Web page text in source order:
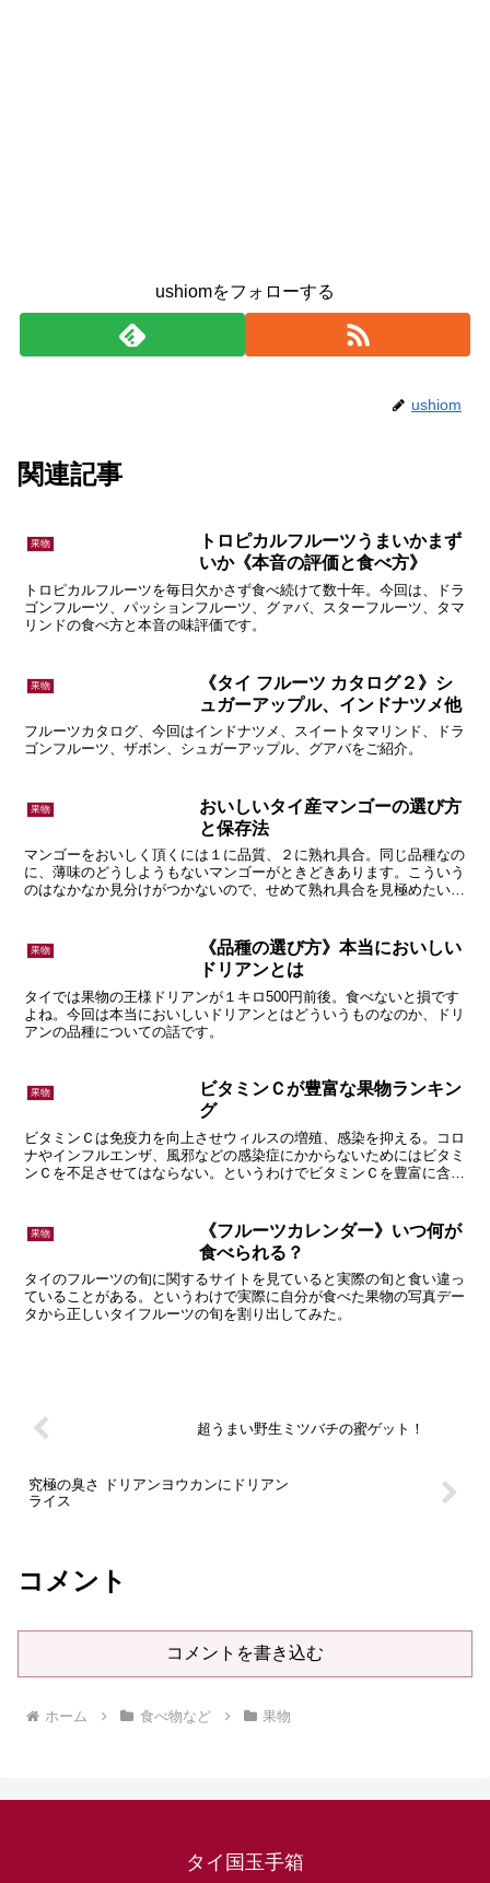
ushiomをフォローする
ushiom
関連記事
果物
トロピカルフルーツうまいかまず
いか《本音の評価と食べ方》
トロピカルフルーツを毎日欠かさず食べ続けて数十年。今回は、ドラ
ゴンフルーツ、パッションフルーツ、グァバ、スターフルーツ、タマ
リンドの食べ方と本音の味評価です。
果物
《タイ フルーツ カタログ２》シ
ュガーアップル、インドナツメ他
フルーツカタログ、今回はインドナツメ、スイートタマリンド、ドラ
ゴンフルーツ、ザボン、シュガーアップル、グアバをご紹介。
果物
おいしいタイ産マンゴーの選び方
と保存法
マンゴーをおいしく頂くには１に品質、２に熟れ具合。同じ品種なの
に、薄味のどうしようもないマンゴーがときどきあります。こういう
のはなかなか見分けがつかないので、せめて熟れ具合を見極めたい。
果物
《品種の選び方》本当においしい
ドリアンとは
タイでは果物の王様ドリアンが１キロ500円前後。食べないと損です
よね。今回は本当においしいドリアンとはどういうものなのか、ドリ
アンの品種についての話です。
果物
ビタミンＣが豊富な果物ランキン
グ
ビタミンＣは免疫力を向上させウィルスの増殖、感染を抑える。コロ
ナやインフルエンザ、風邪などの感染症にかからないためにはビタミ
ンＣを不足させてはならない。というわけでビタミンＣを豊富に含む
果物
《フルーツカレンダー》いつ何が
食べられる？
タイのフルーツの旬に関するサイトを見ていると実際の旬と食い違っ
ていることがある。というわけで実際に自分が食べた果物の写真デー
タから正しいタイフルーツの旬を割り出してみた。
超うまい野生ミツバチの蜜ゲット！
究極の臭さ ドリアンヨウカンにドリアン
ライス
コメント
コメントを書き込む
ホーム 食べ物など 果物
タイ国玉手箱